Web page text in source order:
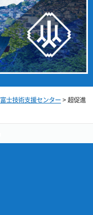
富士技術支援センター> 超促進